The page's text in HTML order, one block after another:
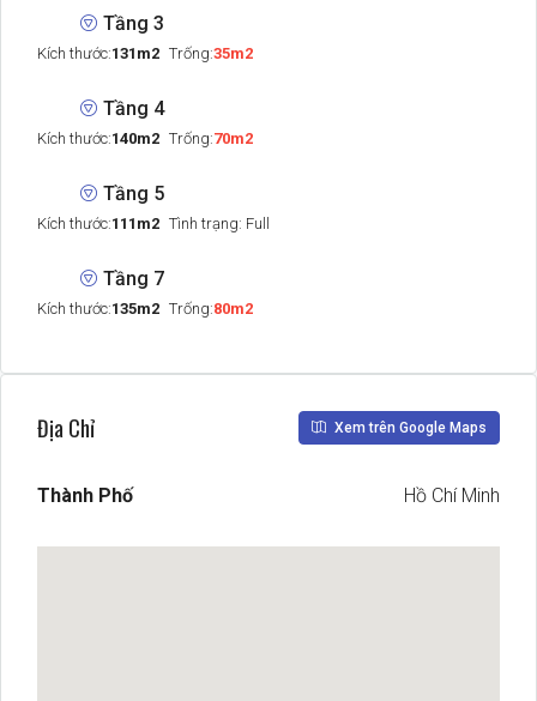
Tầng 3
Kích thước:131m2 Trống:35m2
Tầng 4
Kích thước:140m2 Trống:70m2
Tầng 5
Kích thước:111m2 Tình trạng: Full
Tầng 7
Kích thước:135m2 Trống:80m2
Địa Chỉ Xem trên Google Maps
Thành Phố Hồ Chí Minh